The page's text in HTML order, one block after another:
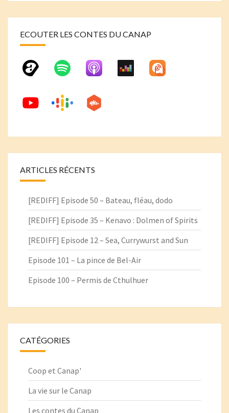
ECOUTER LES CONTES DU CANAP
ARTICLES RÉCENTS
[REDIFF] Episode 50 – Bateau, fléau, dodo
[REDIFF] Episode 35 – Kenavo : Dolmen of Spirits
[REDIFF] Episode 12 – Sea, Currywurst and Sun
Episode 101 – La pince de Bel-Air
Episode 100 – Permis de Cthulhuer
CATÉGORIES
Coop et Canap'
La vie sur le Canap
Les contes du Canap